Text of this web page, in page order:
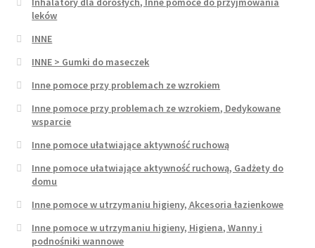
leków
INNE
INNE > Gumki do maseczek
Inne pomoce przy problemach ze wzrokiem
Inne pomoce przy problemach ze wzrokiem, Dedykowane
wsparcie
Inne pomoce ułatwiające aktywność ruchową
Inne pomoce ułatwiające aktywność ruchową, Gadżety do
domu
Inne pomoce w utrzymaniu higieny, Akcesoria łazienkowe
Inne pomoce w utrzymaniu higieny, Higiena, Wanny i
podnośniki wannowe